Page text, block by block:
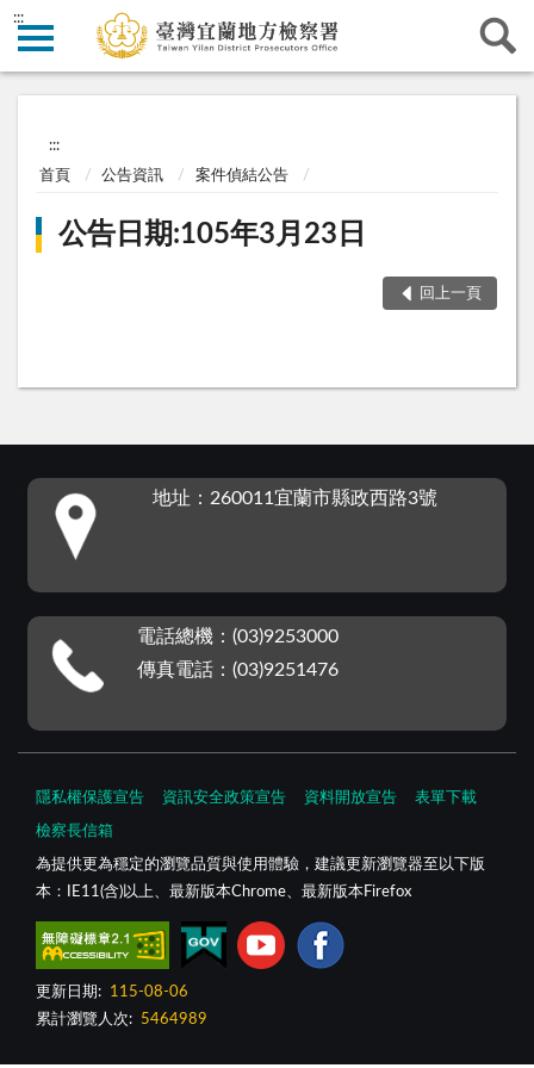
:::
:::
首頁 公告資訊 案件偵結公告
公告日期:105年3月23日
回上一頁
地址：260011宜蘭市縣政西路3號
電話總機：(03)9253000
傳真電話：(03)9251476
隱私權保護宣告 資訊安全政策宣告 資料開放宣告 表單下載
檢察長信箱
為提供更為穩定的瀏覽品質與使用體驗，建議更新瀏覽器至以下版
本：IE11(含)以上、最新版本Chrome、最新版本Firefox
更新日期:
115-08-06
累計瀏覽人次:
5464989